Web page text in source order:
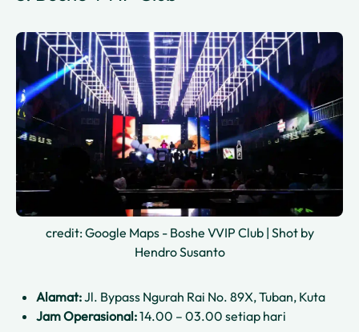
credit: Google Maps - Boshe VVIP Club | Shot by
Hendro Susanto
Alamat:Jl. Bypass Ngurah Rai No. 89X, Tuban, Kuta
Jam Operasional:14.00 – 03.00 setiap hari